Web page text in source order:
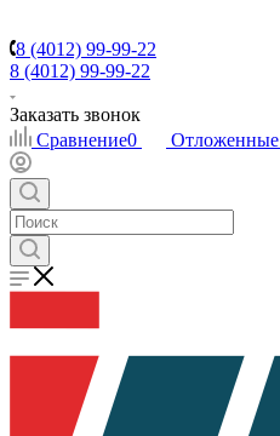
8 (4012) 99-99-22
8 (4012) 99-99-22
Заказать звонок
Сравнение0 Отложенные